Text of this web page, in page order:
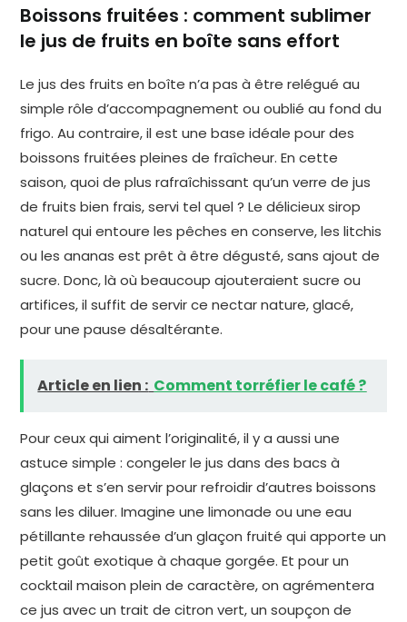
Boissons fruitées : comment sublimer
le jus de fruits en boîte sans effort
Le jus des fruits en boîte n’a pas à être relégué au
simple rôle d’accompagnement ou oublié au fond du
frigo. Au contraire, il est une base idéale pour des
boissons fruitées pleines de fraîcheur. En cette
saison, quoi de plus rafraîchissant qu’un verre de jus
de fruits bien frais, servi tel quel ? Le délicieux sirop
naturel qui entoure les pêches en conserve, les litchis
ou les ananas est prêt à être dégusté, sans ajout de
sucre. Donc, là où beaucoup ajouteraient sucre ou
artifices, il suffit de servir ce nectar nature, glacé,
pour une pause désaltérante.
Article en lien : Comment torréfier le café ?
Pour ceux qui aiment l’originalité, il y a aussi une
astuce simple : congeler le jus dans des bacs à
glaçons et s’en servir pour refroidir d’autres boissons
sans les diluer. Imagine une limonade ou une eau
pétillante rehaussée d’un glaçon fruité qui apporte un
petit goût exotique à chaque gorgée. Et pour un
cocktail maison plein de caractère, on agrémentera
ce jus avec un trait de citron vert, un soupçon de